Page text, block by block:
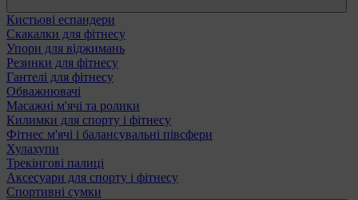
Кистьові еспандери
Скакалки для фітнесу
Упори для віджимань
Резинки для фітнесу
Гантелі для фітнесу
Обважнювачі
Масажні м'ячі та ролики
Килимки для спорту і фітнесу
Фітнес м'ячі і балансувальні півсфери
Хулахупи
Трекінгові палиці
Аксесуари для спорту і фітнесу
Спортивні сумки